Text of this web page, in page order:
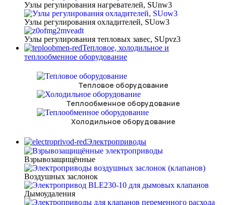
Узлы регулирования нагревателей, SUnw3
Узлы регулирования охладителей, SUow3
Узлы регулирования тепловых завес, SUpvz3
Тепловое, холодильное и
теплообменное оборудование
Тепловое оборудование
Теплообменное оборудование
Холодильное оборудование
Электроприводы
Взрывозащищённые
Воздушных заслонок
Дымоудаления